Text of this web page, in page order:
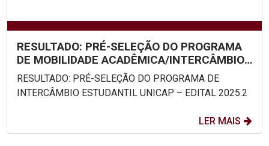
RESULTADO: PRÉ-SELEÇÃO DO PROGRAMA
DE MOBILIDADE ACADÊMICA/INTERCÂMBIO
ESTUDANTIL UNICAP – EDITAL...
RESULTADO: PRÉ-SELEÇÃO DO PROGRAMA DE
INTERCÂMBIO ESTUDANTIL UNICAP – EDITAL 2025.2
LER MAIS